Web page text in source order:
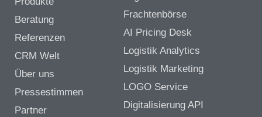
Beratung
Referenzen
CRM Welt
Über uns
Pressestimmen
Partner
Frachtenbörse
AI Pricing Desk
Logistik Analytics
Logistik Marketing
LOGO Service
Digitalisierung API